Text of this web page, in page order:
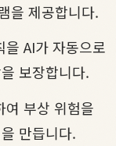
을 제공합니다.
을 AI가 자동으로
보장합니다.
여 부상 위험을
만듭니다.